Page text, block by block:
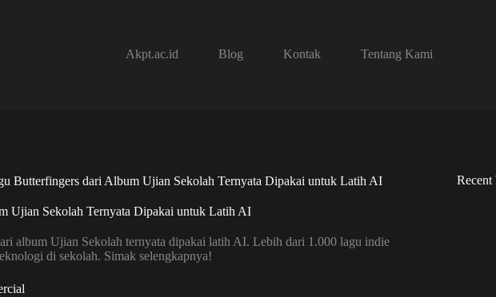
Akpt.ac.id
Blog Kontak Tentang Kami
Butterfingers dari Album Ujian Sekolah Ternyata Dipakai untuk Latih AI
Ujian Sekolah Ternyata Dipakai untuk Latih AI
album Ujian Sekolah ternyata dipakai latih AI. Lebih dari 1.000 lagu indie
di sekolah. Simak selengkapnya!
Recent